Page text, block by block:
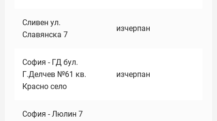
Сливен ул.
Славянска 7
изчерпан
София - ГД бул.
Г.Делчев №61 кв.
Красно село
изчерпан
София - Люлин 7